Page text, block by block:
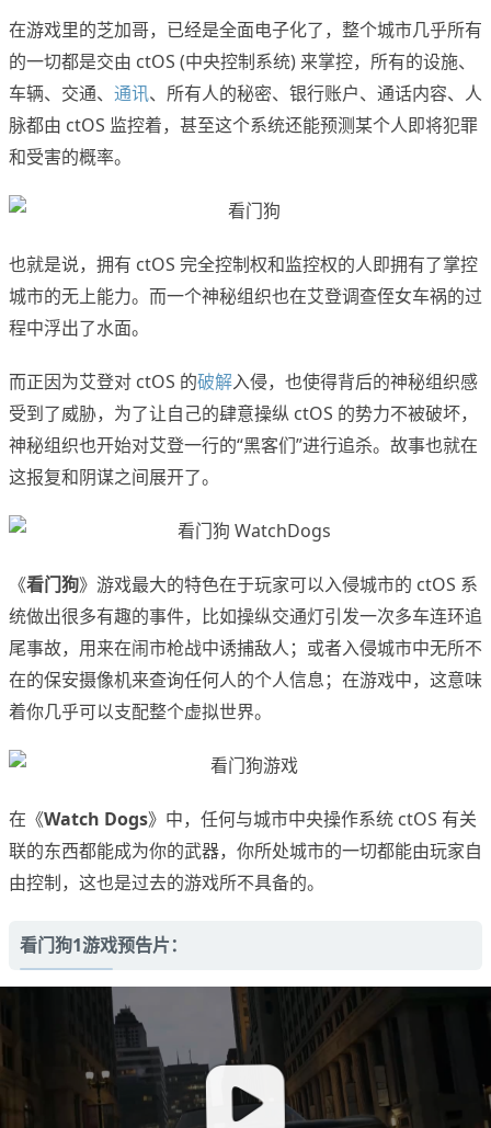
在游戏里的芝加哥，已经是全面电子化了，整个城市几乎所有
的一切都是交由 ctOS (中央控制系统) 来掌控，所有的设施、
车辆、交通、 通讯、所有人的秘密、银行账户、通话内容、人
脉都由 ctOS 监控着，甚至这个系统还能预测某个人即将犯罪
和受害的概率。
也就是说，拥有 ctOS 完全控制权和监控权的人即拥有了掌控
城市的无上能力。而一个神秘组织也在艾登调查侄女车祸的过
程中浮出了水面。
而正因为艾登对 ctOS 的破解入侵，也使得背后的神秘组织感
受到了威胁，为了让自己的肆意操纵 ctOS 的势力不被破坏，
神秘组织也开始对艾登一行的“黑客们”进行追杀。故事也就在
这报复和阴谋之间展开了。
《看门狗》游戏最大的特色在于玩家可以入侵城市的 ctOS 系
统做出很多有趣的事件，比如操纵交通灯引发一次多车连环追
尾事故，用来在闹市枪战中诱捕敌人；或者入侵城市中无所不
在的保安摄像机来查询任何人的个人信息；在游戏中，这意味
着你几乎可以支配整个虚拟世界。
在《Watch Dogs》中，任何与城市中央操作系统 ctOS 有关
联的东西都能成为你的武器，你所处城市的一切都能由玩家自
由控制，这也是过去的游戏所不具备的。
看门狗1游戏预告片：